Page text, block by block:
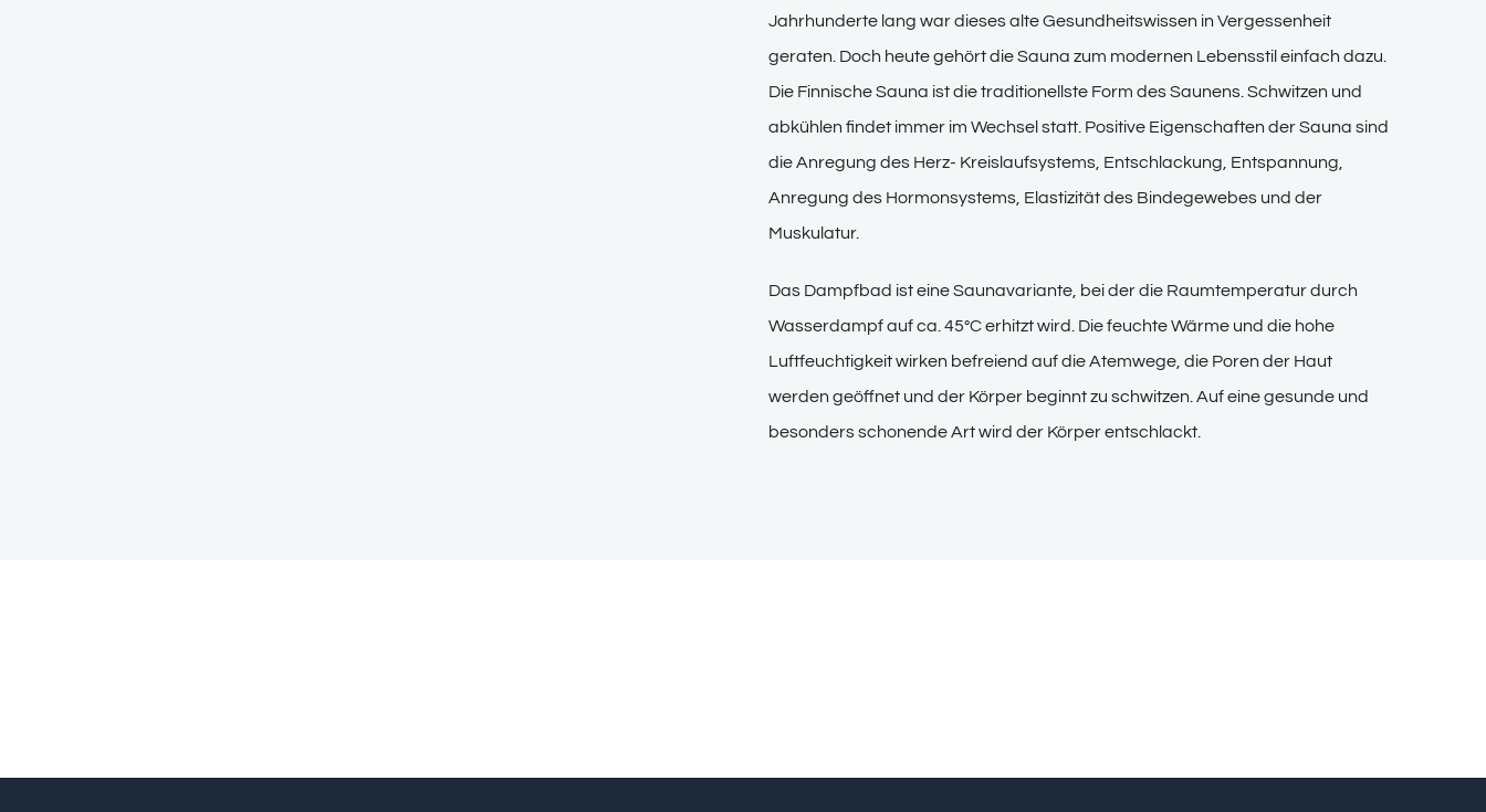
Jahrhunderte lang war dieses alte Gesundheitswissen in Vergessenheit
geraten. Doch heute gehört die Sauna zum modernen Lebensstil einfach dazu.
Die Finnische Sauna ist die traditionellste Form des Saunens. Schwitzen und
abkühlen findet immer im Wechsel statt. Positive Eigenschaften der Sauna sind
die Anregung des Herz- Kreislaufsystems, Entschlackung, Entspannung,
Anregung des Hormonsystems, Elastizität des Bindegewebes und der
Muskulatur.
Das Dampfbad ist eine Saunavariante, bei der die Raumtemperatur durch
Wasserdampf auf ca. 45°C erhitzt wird. Die feuchte Wärme und die hohe
Luftfeuchtigkeit wirken befreiend auf die Atemwege, die Poren der Haut
werden geöffnet und der Körper beginnt zu schwitzen. Auf eine gesunde und
besonders schonende Art wird der Körper entschlackt.